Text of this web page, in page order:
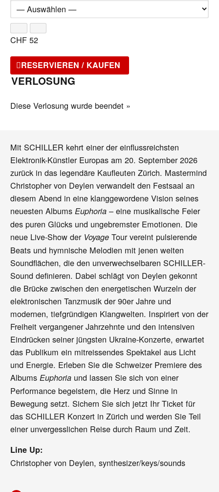
CHF 52
RESERVIEREN / KAUFEN
VERLOSUNG
Diese Verlosung wurde beendet »
Mit SCHILLER kehrt einer der einflussreichsten
Elektronik-Künstler Europas am 20. September 2026
zurück in das legendäre Kaufleuten Zürich. Mastermind
Christopher von Deylen verwandelt den Festsaal an
diesem Abend in eine klanggewordene Vision seines
neuesten AlbumsEuphoria – eine musikalische Feier
des puren Glücks und ungebremster Emotionen. Die
neue Live-Show der VoyageTour vereint pulsierende
Beats und hymnische Melodien mit jenen weiten
Soundflächen, die den unverwechselbaren SCHILLER-
Sound definieren. Dabei schlägt von Deylen gekonnt
die Brücke zwischen den energetischen Wurzeln der
elektronischen Tanzmusik der 90er Jahre und
modernen, tiefgründigen Klangwelten. Inspiriert von der
Freiheit vergangener Jahrzehnte und den intensiven
Eindrücken seiner jüngsten Ukraine-Konzerte, erwartet
das Publikum ein mitreissendes Spektakel aus Licht
und Energie. Erleben Sie die Schweizer Premiere des
AlbumsEuphoria und lassen Sie sich von einer
Performance begeistern, die Herz und Sinne in
Bewegung setzt. Sichern Sie sich jetzt Ihr Ticket für
das SCHILLER Konzert in Zürich und werden Sie Teil
einer unvergesslichen Reise durch Raum und Zeit.
Line Up:
Christopher von Deylen, synthesizer/keys/sounds